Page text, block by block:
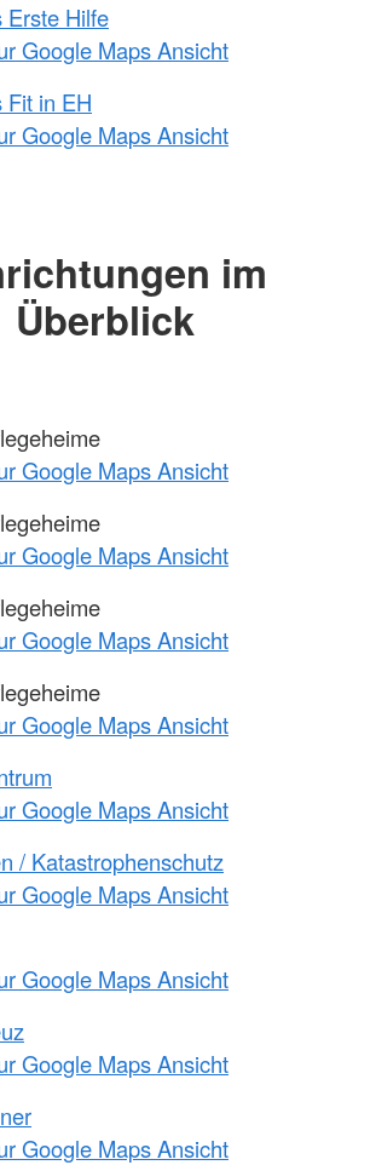
Erste Hilfe
Google Maps Ansicht
Fit in EH
Google Maps Ansicht
im
Überblick
Google Maps Ansicht
Google Maps Ansicht
Google Maps Ansicht
Google Maps Ansicht
Google Maps Ansicht
/ Katastrophenschutz
Google Maps Ansicht
Google Maps Ansicht
Google Maps Ansicht
Google Maps Ansicht